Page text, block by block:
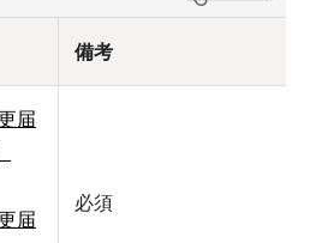
備考
届
届
必須